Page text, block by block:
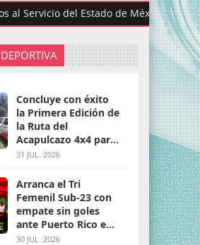
del Estado de México participa en
Concluye con éxito
la Primera Edición de
la Ruta del
Acapulcazo 4x4 para
parejas
31 JUL. 2026
Arranca el Tri
Femenil Sub-23 con
empate sin goles
ante Puerto Rico en
Santo Domingo 2026
30 JUL. 2026